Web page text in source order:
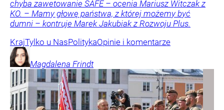
chyba zawetowanie SAFE – ocenia Mariusz Witczak z
KO. – Mamy głowę państwa, z której możemy być
dumni – kontruje Marek Jakubiak z Rozwoju Plus.
KrajTylko u NasPolitykaOpinie i komentarze
Magdalena Frindt